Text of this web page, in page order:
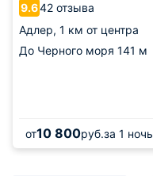
9.642 отзыва
Адлер, 1 км от центра
До Черного моря 141 м
от10 800руб.за 1 ночь